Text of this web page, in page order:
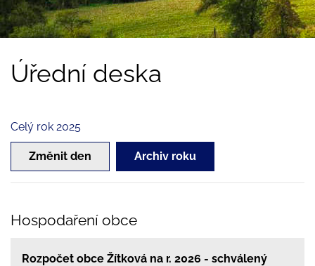
Úřední deska
Celý rok 2025
Změnit den Archiv roku
Hospodaření obce
Rozpočet obce Žítková na r. 2026 - schválený